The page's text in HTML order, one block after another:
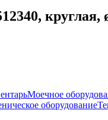
круглая,
Моечное
оборудование